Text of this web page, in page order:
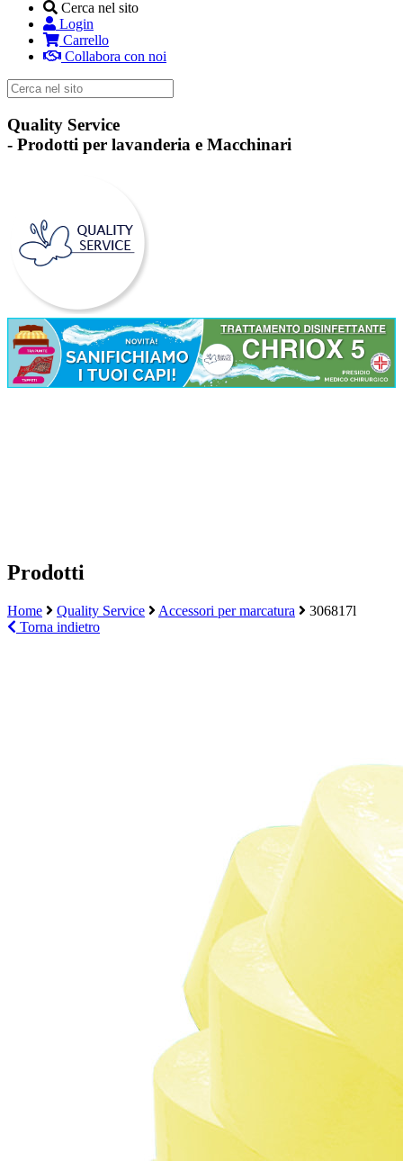
Cerca nel sito
Login
Carrello
Collabora con noi
Quality Service
- Prodotti per lavanderia e Macchinari
Prodotti
Home Quality Service Accessori per marcatura
306817l
Torna indietro